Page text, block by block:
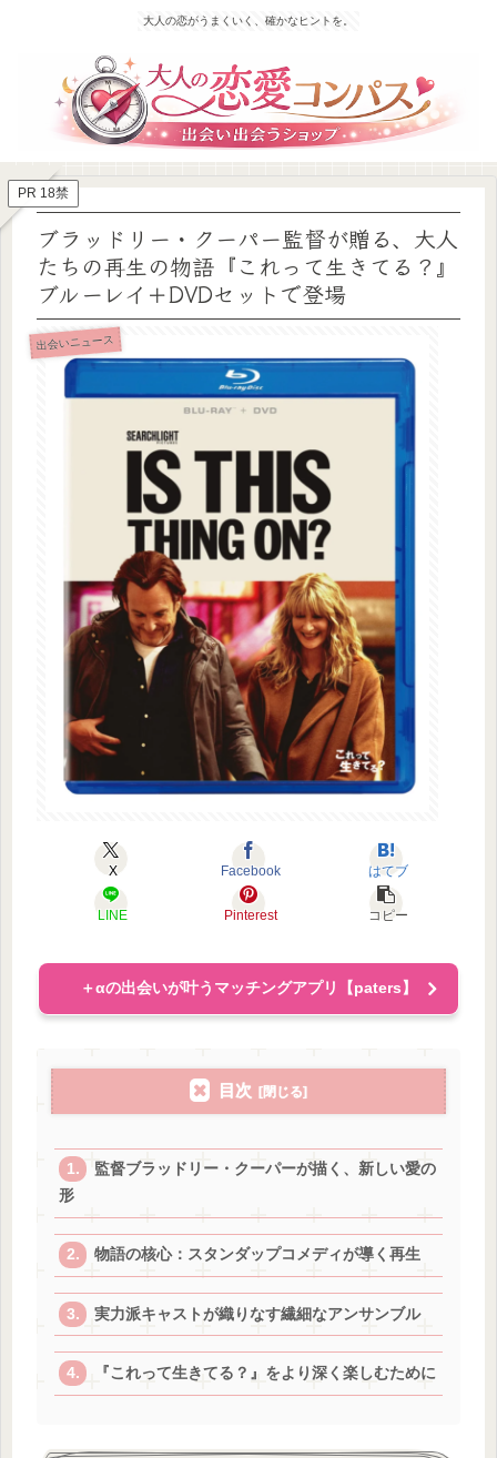
大人の恋がうまくいく、確かなヒントを。
PR 18禁
ブラッドリー・クーパー監督が贈る、大人
たちの再生の物語『これって生きてる？』
ブルーレイ＋DVDセットで登場
出会いニュース
X Facebook はてブ
LINE Pinterest コピー
＋αの出会いが叶うマッチングアプリ【paters】
目次
監督ブラッドリー・クーパーが描く、新しい愛の
形
物語の核心：スタンダップコメディが導く再生
実力派キャストが織りなす繊細なアンサンブル
『これって生きてる？』をより深く楽しむために